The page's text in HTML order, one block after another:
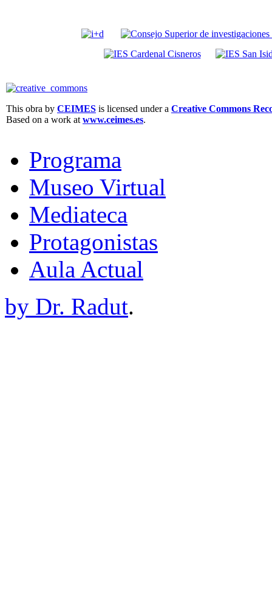
This obra by CEIMES is licensed under a Creative Commons
Based on a work at www.ceimes.es.
Programa
Museo Virtual
Mediateca
Protagonistas
Aula Actual
by Dr. Radut.